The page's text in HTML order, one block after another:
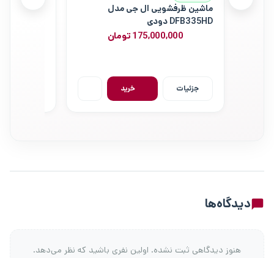
ماشین ظرفشویی ال جی مدل
DFB335HD دودی
175,000,000 تومان
جزئیات خرید
دیدگاه‌ها
هنوز دیدگاهی ثبت نشده. اولین نفری باشید که نظر می‌دهد.